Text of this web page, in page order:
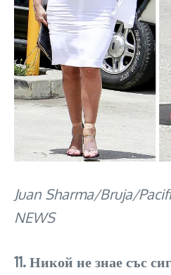
Juan Sharma/Bruja/
NEWS
11. Никой не знае със